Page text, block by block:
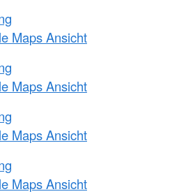
Maps Ansicht
Maps Ansicht
Maps Ansicht
Maps Ansicht